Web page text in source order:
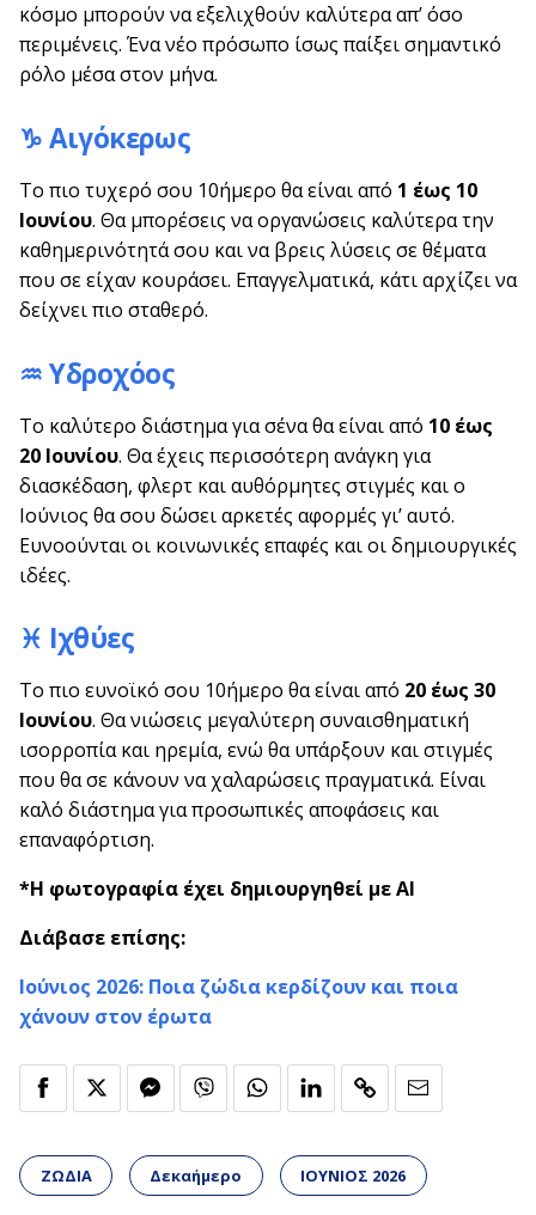
κόσμο μπορούν να εξελιχθούν καλύτερα απ’ όσο
περιμένεις. Ένα νέο πρόσωπο ίσως παίξει σημαντικό
ρόλο μέσα στον μήνα.
♑ Αιγόκερως
Το πιο τυχερό σου 10ήμερο θα είναι από 1 έως 10
Ιουνίου. Θα μπορέσεις να οργανώσεις καλύτερα την
καθημερινότητά σου και να βρεις λύσεις σε θέματα
που σε είχαν κουράσει. Επαγγελματικά, κάτι αρχίζει να
δείχνει πιο σταθερό.
♒ Υδροχόος
Το καλύτερο διάστημα για σένα θα είναι από 10 έως
20 Ιουνίου. Θα έχεις περισσότερη ανάγκη για
διασκέδαση, φλερτ και αυθόρμητες στιγμές και ο
Ιούνιος θα σου δώσει αρκετές αφορμές γι’ αυτό.
Ευνοούνται οι κοινωνικές επαφές και οι δημιουργικές
ιδέες.
♓ Ιχθύες
Το πιο ευνοϊκό σου 10ήμερο θα είναι από 20 έως 30
Ιουνίου. Θα νιώσεις μεγαλύτερη συναισθηματική
ισορροπία και ηρεμία, ενώ θα υπάρξουν και στιγμές
που θα σε κάνουν να χαλαρώσεις πραγματικά. Είναι
καλό διάστημα για προσωπικές αποφάσεις και
επαναφόρτιση.
*Η φωτογραφία έχει δημιουργηθεί με AI
Διάβασε επίσης:
Ιούνιος 2026: Ποια ζώδια κερδίζουν και ποια
χάνουν στον έρωτα
ΖΩΔΙΑ Δεκαήμερο ΙΟΥΝΙΟΣ 2026